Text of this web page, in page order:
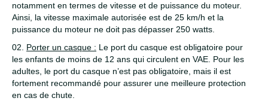
notamment en termes de vitesse et de puissance du moteur.
Ainsi, la vitesse maximale autorisée est de 25 km/h et la
puissance du moteur ne doit pas dépasser 250 watts.
Porter un casque : Le port du casque est obligatoire pour
les enfants de moins de 12 ans qui circulent en VAE. Pour les
adultes, le port du casque n’est pas obligatoire, mais il est
fortement recommandé pour assurer une meilleure protection
en cas de chute.